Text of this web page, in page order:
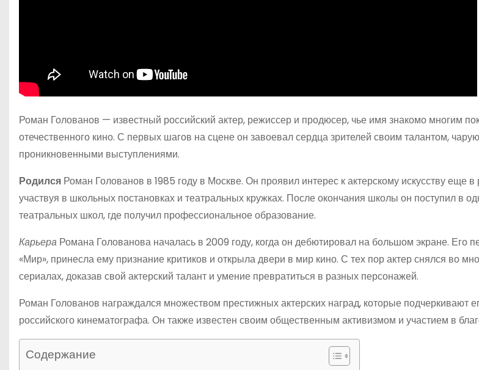
Роман Голованов — известный российский актер, режиссер и продюсер, чье имя знакомо многим
отечественного кино. С первых шагов на сцене он завоевал сердца зрителей своим талантом,
проникновенными выступлениями.
Родился Роман Голованов в 1985 году в Москве. Он проявил интерес к актерскому искусству еще в
участвуя в школьных постановках и театральных кружках. После окончания школы он поступил в
театральных школ, где получил профессиональное образование.
Карьера Романа Голованова началась в 2009 году, когда он дебютировал на большом экране. Его
«Мир», принесла ему признание критиков и открыла двери в мир кино. С тех пор актер снялся во
сериалах, доказав свой актерский талант и умение превратиться в разных персонажей.
Роман Голованов награждался множеством престижных актерских наград, которые подчеркивают
российского кинематографа. Он также известен своим общественным активизмом и участием в
Содержание